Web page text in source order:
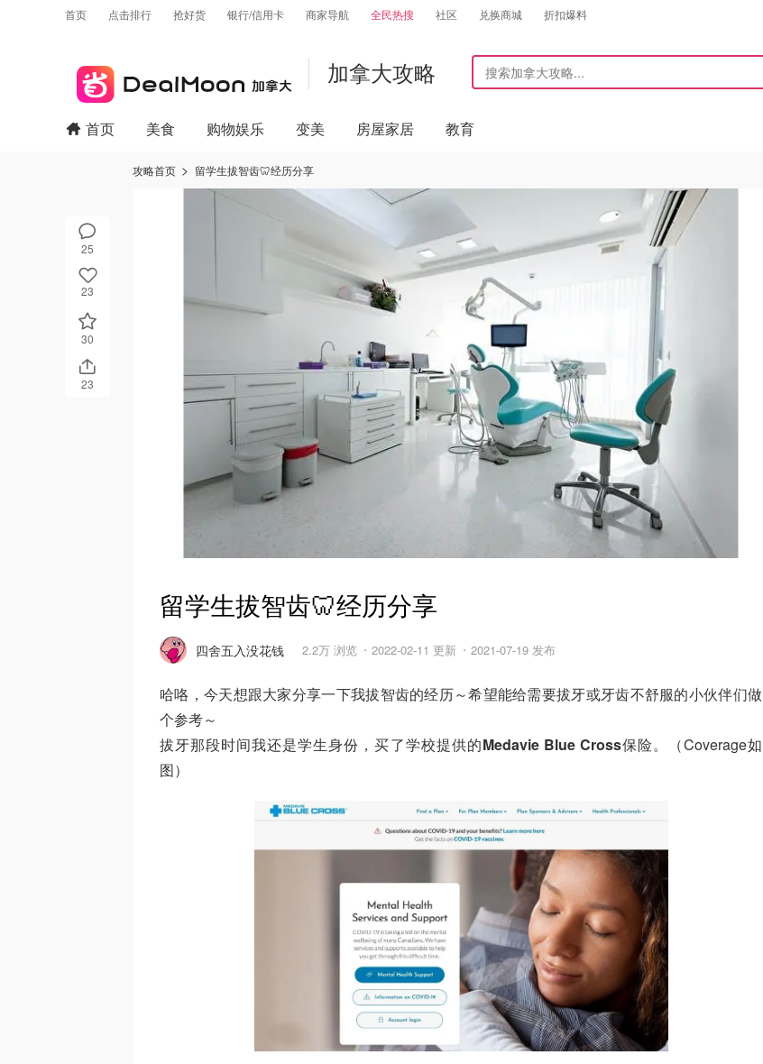
首页 点击排行 抢好货 银行/信用卡 商家导航 全民热搜 社区 兑换商城 折扣爆料
加拿大攻略
25
23
30
23
首页 美食 购物娱乐 变美 房屋家居 教育
攻略首页 留学生拔智齿🦷经历分享
留学生拔智齿🦷经历分享
四舍五入没花钱 2.2万 浏览 2022-02-11 更新 2021-07-19 发布
哈咯，今天想跟大家分享一下我拔智齿的经历～希望能给需要拔牙或牙齿不舒服的小伙伴们做
个参考～
拔牙那段时间我还是学生身份，买了学校提供的Medavie Blue Cross保险。（Coverage如
图）